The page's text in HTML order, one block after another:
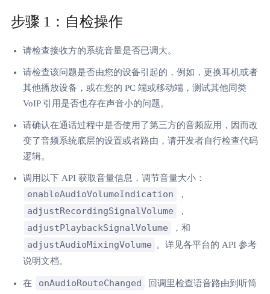
步骤 1：自检操作
请检查接收方的系统音量是否已调大。
请检查该问题是否由您的设备引起的，例如，更换耳机或者
其他播放设备，或在您的 PC 端或移动端，测试其他同类
VoIP 引用是否也存在声音小的问题。
请确认在通话过程中是否使用了第三方的音频应用，因而改
变了音频系统底层的设置或者路由，请开发者自行检查代码
逻辑。
调用以下 API 获取音量信息，调节音量大小：
enableAudioVolumeIndication ，
adjustRecordingSignalVolume ，
adjustPlaybackSignalVolume ，和
adjustAudioMixingVolume 。详见各平台的 API 参考
说明文档。
在 onAudioRouteChanged
回调里检查语音路由到听筒